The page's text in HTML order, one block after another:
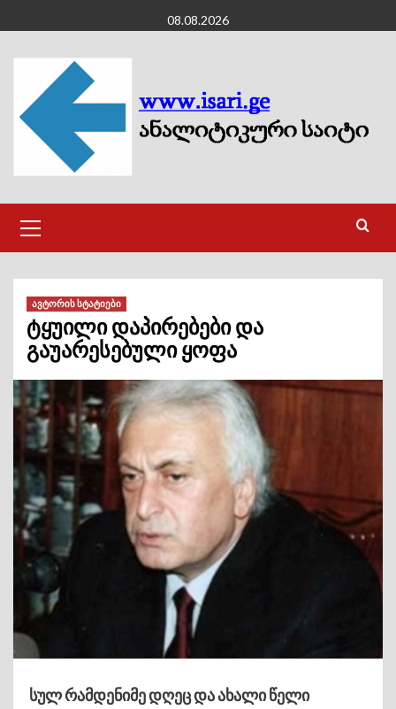
to
content
08.08.2026
Menu
ავტორის სტატიები
ტყუილი დაპირებები და
გაუარესებული ყოფა
სულ რამდენიმე დღეც და ახალი წელი